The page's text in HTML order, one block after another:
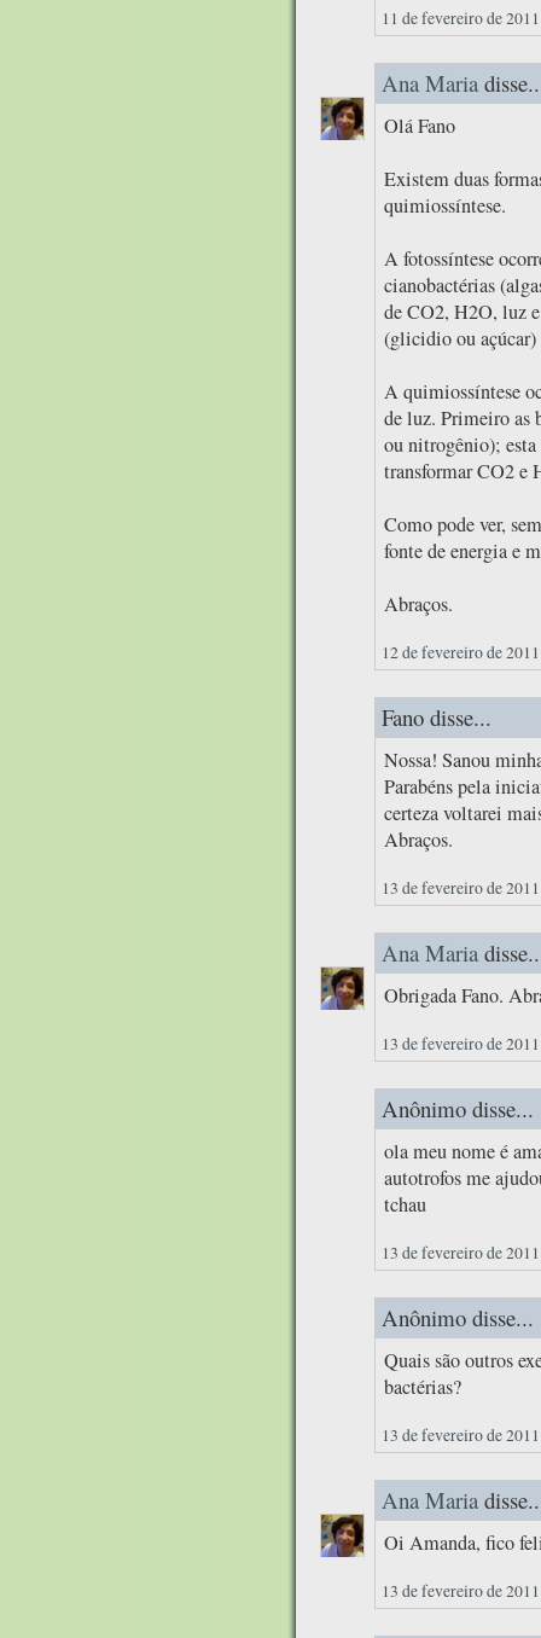
11 de fevereiro de
Ana Maria
Olá Fano
Existem duas
quimiossíntese.
A fotossíntese
cianobactérias
de CO2, H2O, luz
(glicidio ou açúcar)
A quimiossíntese
de luz. Primeiro as
ou nitrogênio); esta
transformar CO2 e
Como pode ver,
fonte de energia e
Abraços.
12 de fevereiro de
Fano disse...
Nossa! Sanou
Parabéns pela
certeza voltarei
Abraços.
13 de fevereiro de
Ana Maria
Obrigada Fano.
13 de fevereiro de
Anônimo disse...
ola meu nome é
autotrofos me
tchau
13 de fevereiro de
Anônimo disse...
Quais são outros
bactérias?
13 de fevereiro de
Ana Maria
Oi Amanda, fico
13 de fevereiro de